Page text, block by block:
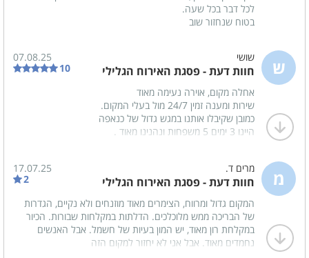
מגלשה
טרמפולינה
לכל דבר בכל שעה.
בטוח שנחזור שוב
ש שושי
חוות דעת - פסגת האירוח הגלילי
07.08.25
10
אחלה מקום, אוירה נעימה מאוד
שירות ומענה זמין 24/7 מול בעלי המקום.
כמובן שקיבלו אותנו במגש גדול של כנאפה
היינו 3 ימים 5 משפחות ונהנינו מאוד .
מ מרים ד.
חוות דעת - פסגת האירוח הגלילי
17.07.25
2
המקום גדול ומרווח, הצימרים מאוד מוזנחים ולא נקיים, הגדרות
של הבריכה ממש מלוכלכים. הדלתות במקלחות שבורות. הכיור
במקלחת רון מאוד, יש המון בעיות של חשמל. אבל האנשים
נחמדים מאוד. אבל אני לא יחזור למקום הזה